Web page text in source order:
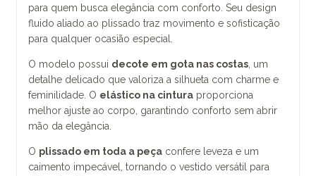
para quem busca elegância com conforto. Seu design
fluido aliado ao plissado traz movimento e sofisticação
para qualquer ocasião especial.
O modelo possui decote em gota nas costas , um
detalhe delicado que valoriza a silhueta com charme e
feminilidade. O elástico na cintura proporciona
melhor ajuste ao corpo, garantindo conforto sem abrir
mão da elegância.
O plissado em toda a peça confere leveza e um
caimento impecável, tornando o vestido versátil para